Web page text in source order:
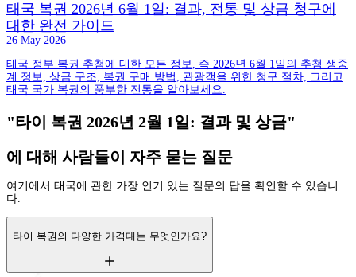
태국 복권 2026년 6월 1일: 결과, 전통 및 상금 청구에
대한 완전 가이드
26 May 2026
태국 정부 복권 추첨에 대한 모든 정보, 즉 2026년 6월 1일의 추첨 생중
계 정보, 상금 구조, 복권 구매 방법, 관광객을 위한 청구 절차, 그리고
태국 국가 복권의 풍부한 전통을 알아보세요.
"타이 복권 2026년 2월 1일: 결과 및 상금"
에 대해 사람들이 자주 묻는 질문
여기에서 태국에 관한 가장 인기 있는 질문의 답을 확인할 수 있습니
다.
타이 복권의 다양한 가격대는 무엇인가요?